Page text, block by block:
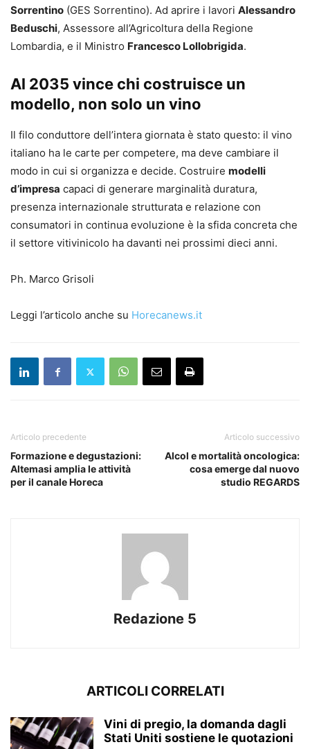
Sorrentino (GES Sorrentino). Ad aprire i lavori Alessandro
Beduschi, Assessore all’Agricoltura della Regione
Lombardia, e il Ministro Francesco Lollobrigida.
Al 2035 vince chi costruisce un
modello, non solo un vino
Il filo conduttore dell’intera giornata è stato questo: il vino
italiano ha le carte per competere, ma deve cambiare il
modo in cui si organizza e decide. Costruire modelli
d’impresa capaci di generare marginalità duratura,
presenza internazionale strutturata e relazione con
consumatori in continua evoluzione è la sfida concreta che
il settore vitivinicolo ha davanti nei prossimi dieci anni.
Ph. Marco Grisoli
Leggi l’articolo anche su Horecanews.it
Articolo precedente
Formazione e degustazioni:
Altemasi amplia le attività
per il canale Horeca
Articolo successivo
Alcol e mortalità oncologica:
cosa emerge dal nuovo
studio REGARDS
Redazione 5
ARTICOLI CORRELATI
Vini di pregio, la domanda dagli
Stati Uniti sostiene le quotazioni